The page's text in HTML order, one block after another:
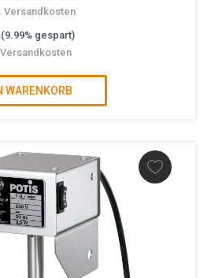
Versandkosten
(9.99% gespart)
WARENKORB